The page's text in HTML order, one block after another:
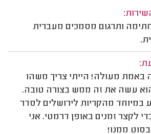
ותרגום מסמכים מעברית
באמת מעולה! הייתי צריך משהו
עשה את זה ממש בצורה טובה.
במיוחד מהקריות לירושלים לסדר
לקצר זמנים באופן דרמטי. אני
ממנו!